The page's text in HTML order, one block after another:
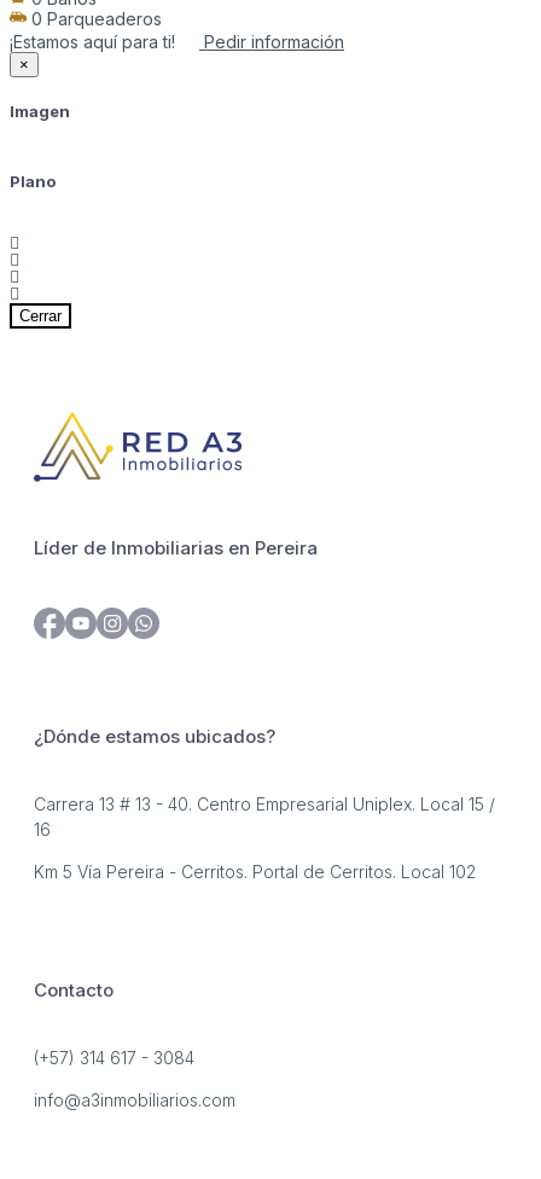
0 Parqueaderos
¡Estamos aquí para ti!
Pedir información
×
Imagen
Plano
Cerrar
Líder de Inmobiliarias en Pereira
¿Dónde estamos ubicados?
Carrera 13 # 13 - 40. Centro Empresarial Uniplex. Local 15 /
16
Km 5 Vía Pereira - Cerritos. Portal de Cerritos. Local 102
Contacto
(+57) 314 617 - 3084
info@a3inmobiliarios.com